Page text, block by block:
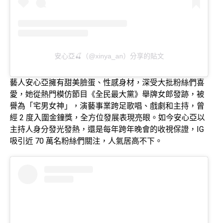
安心亞🍒（@xinya_an）分享的貼文
藝人安心亞擁有甜美臉蛋、性感身材，深受大批粉絲們喜
愛，她從熱門模仿節目《全民最大黨》舉牌女郎發跡，被
譽為「宅男女神」，演藝事業跨足歌唱、戲劇和主持，曾
經 2 度入圍金鐘獎，全方位發展表現亮眼。如今安心亞以
主持人身分發光發熱，還是每年跨年晚會的收視保證，IG
吸引近 70 萬名粉絲們關注，人氣居高不下。